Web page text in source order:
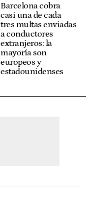
Barcelona cobra
casi una de cada
tres multas enviadas
a conductores
extranjeros: la
mayoría son
europeos y
estadounidenses